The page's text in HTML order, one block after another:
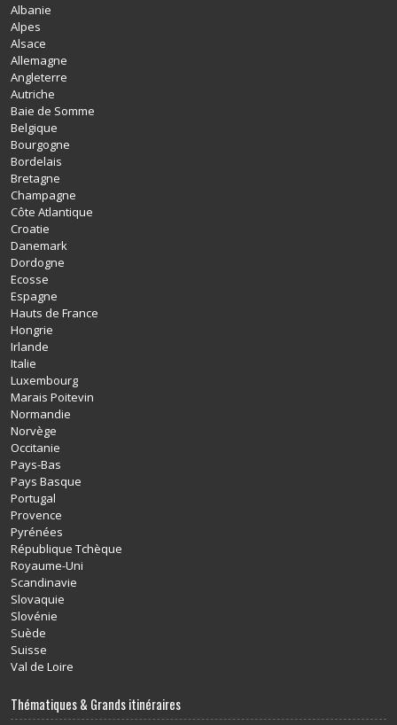
Albanie
Alpes
Alsace
Allemagne
Angleterre
Autriche
Baie de Somme
Belgique
Bourgogne
Bordelais
Bretagne
Champagne
Côte Atlantique
Croatie
Danemark
Dordogne
Ecosse
Espagne
Hauts de France
Hongrie
Irlande
Italie
Luxembourg
Marais Poitevin
Normandie
Norvège
Occitanie
Pays-Bas
Pays Basque
Portugal
Provence
Pyrénées
République Tchèque
Royaume-Uni
Scandinavie
Slovaquie
Slovénie
Suède
Suisse
Val de Loire
Thématiques & Grands itinéraires